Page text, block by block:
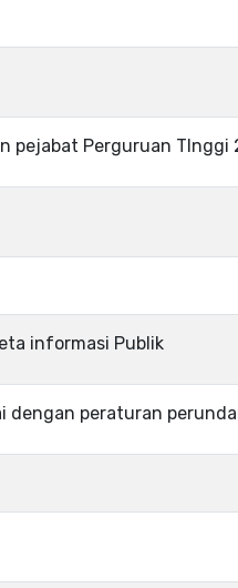
pejabat Perguruan TInggi
informasi Publik
dengan peraturan